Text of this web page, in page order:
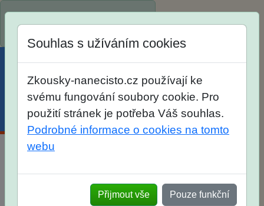
Menu Účet Košík
po skutečných přijímacích
Souhlas s užíváním cookies
Zkousky-nanecisto.cz používají ke
svému fungování soubory cookie. Pro
použití stránek je potřeba Váš souhlas.
Podrobné informace o cookies na tomto
webu
Přijmout vše Pouze funkční